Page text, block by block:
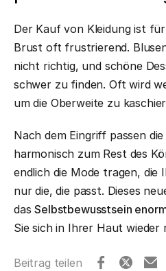
Der Kauf von Kleidung ist
Brust oft frustrierend.
nicht richtig, und schöne
schwer zu finden. Oft wird
um die Oberweite zu
Nach dem Eingriff passen
harmonisch zum Rest des
endlich die Mode tragen, die
nur die, die passt. Dieses
dasSelbstbewusstsein
Sie sich in Ihrer Haut
Beitrag teilen